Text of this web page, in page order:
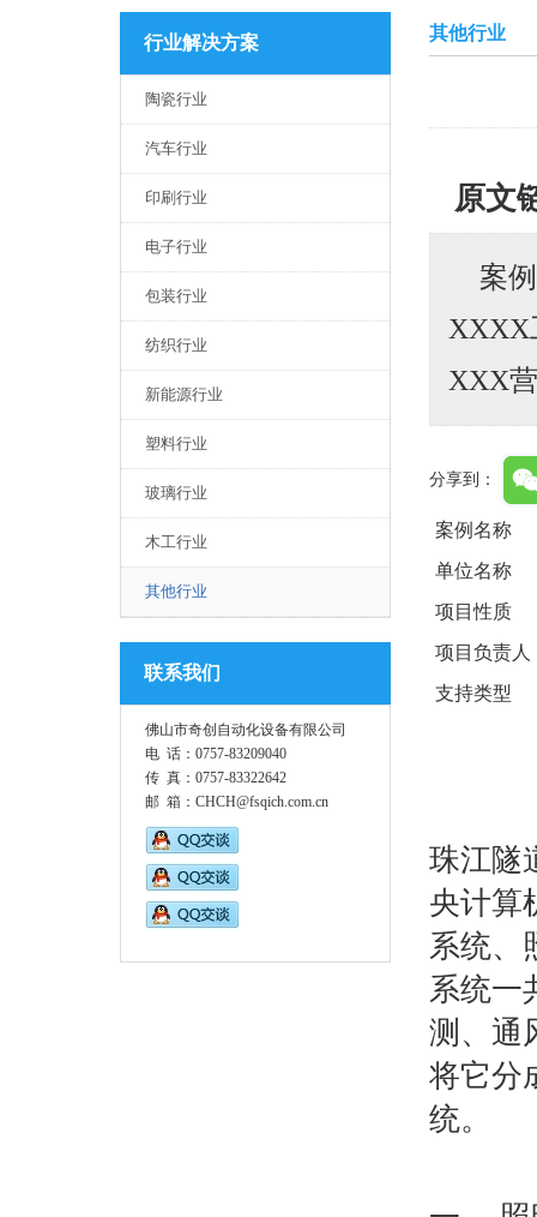
行业解决方案
陶瓷行业
汽车行业
印刷行业
电子行业
包装行业
纺织行业
新能源行业
塑料行业
玻璃行业
木工行业
其他行业
联系我们
佛山市奇创自动化设备有限公司
电 话：0757-83209040
传 真：0757-83322642
邮 箱：CHCH@fsqich.com.cn
其他行业
原文
案
XXXX
XXX
分享到：
案例名称
单位名称
项目性质
项目负责人
支持类型
珠江隧
央计算
系统、
系统一
测、通
将它分
统。